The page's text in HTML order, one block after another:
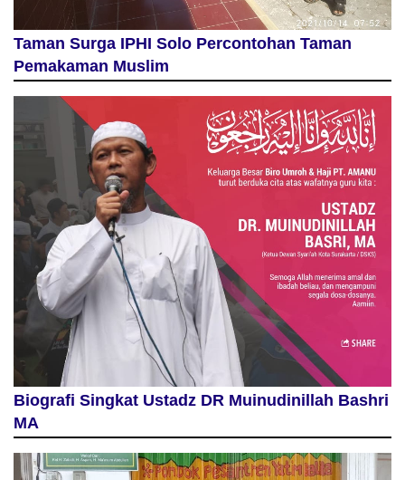
Taman Surga IPHI Solo Percontohan Taman
Pemakaman Muslim
Biografi Singkat Ustadz DR Muinudinillah Bashri
MA